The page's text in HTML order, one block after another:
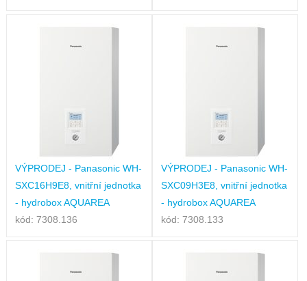
VÝPRODEJ - Panasonic WH-
SXC16H9E8, vnitřní jednotka
- hydrobox AQUAREA
kód: 7308.136
VÝPRODEJ - Panasonic WH-
SXC09H3E8, vnitřní jednotka
- hydrobox AQUAREA
kód: 7308.133